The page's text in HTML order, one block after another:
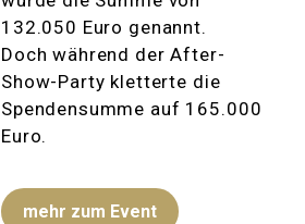
132.050 Euro genannt.
Doch während der After-
Show-Party kletterte die
Spendensumme auf 165.000
Euro.
mehr zum Event